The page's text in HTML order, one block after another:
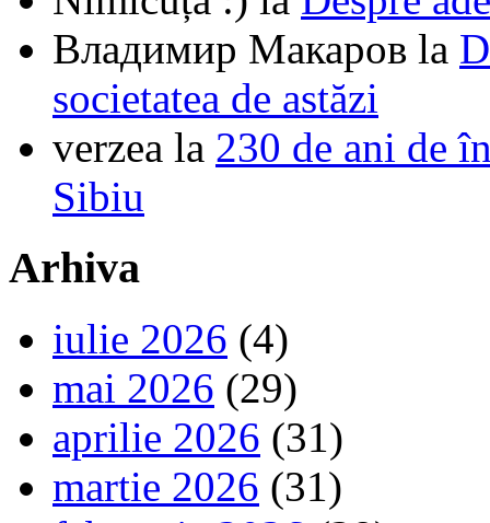
Владимир Макаров la
societatea de astăzi
verzea la 230 de ani de
Sibiu
Arhiva
iulie 2026 (4)
mai 2026 (29)
aprilie 2026 (31)
martie 2026 (31)